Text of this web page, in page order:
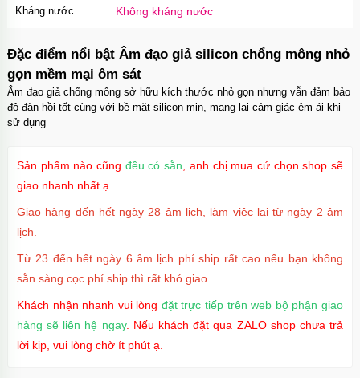
Kháng nước Không kháng nước
Đặc điểm nổi bật Âm đạo giả silicon chổng mông nhỏ
gọn mềm mại ôm sát
Âm đạo giả chổng mông sở hữu kích thước nhỏ gọn nhưng vẫn đảm bảo
độ đàn hồi tốt cùng với bề mặt silicon mịn, mang lại cảm giác êm ái khi
sử dụng
Sản phẩm nào cũng đều có sẵn , anh chị mua cứ chọn shop sẽ
giao nhanh nhất ạ.
Giao hàng đến hết ngày 28 âm lịch, làm việc lại từ ngày 2 âm
lịch.
Từ 23 đến hết ngày 6 âm lịch phí ship rất cao nếu bạn không
sẵn sàng cọc phí ship thì rất khó giao.
Khách nhận nhanh vui lòng đặt trực tiếp trên web bộ phận giao
hàng sẽ liên hệ ngay. Nếu khách đặt qua ZALO shop chưa trả
lời kịp, vui lòng chờ ít phút ạ.